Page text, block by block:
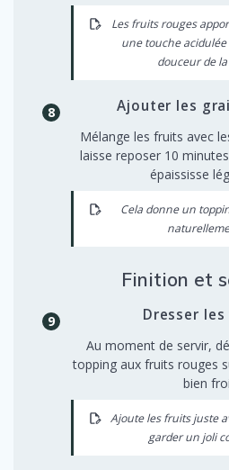
Les fruits rouges
une touche
douceur de
Ajouter les
Mélange les fruits avec
laisse reposer 10
épaississe
Cela donne un
Finition et
Dresser
Au moment de servir,
topping aux fruits rouges
bien
Ajoute les fruits juste
garder un joli